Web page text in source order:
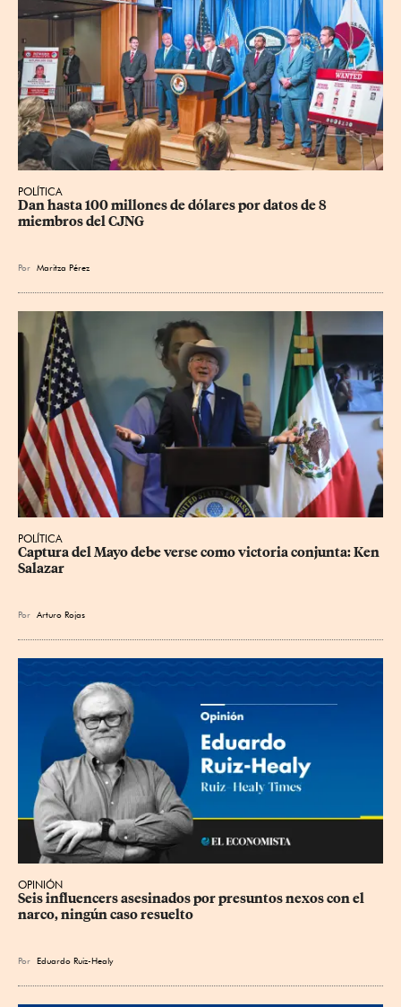
POLÍTICA
Dan hasta 100 millones de dólares por datos de 8
miembros del CJNG
Por Maritza Pérez
POLÍTICA
Captura del Mayo debe verse como victoria conjunta: Ken
Salazar
Por Arturo Rojas
OPINIÓN
Seis influencers asesinados por presuntos nexos con el
narco, ningún caso resuelto
Por Eduardo Ruiz-Healy